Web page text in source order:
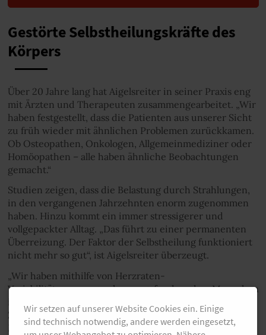
Gestörte Selbstheilungskräfte des
Körpers
Über 20 Jahre lang hat Aigelsreiter in seiner Praxis eng
mit Ärzten und Therapeuten zusammengearbeitet. „Wir
haben festgestellt, dass die Patienten aus unserer Sicht
zu früh wieder mit ähnlichen Problemen zurückkamen.
Ob Osteopathen, Onkologen, Allgemeinmediziner oder
Homöopathen – alle haben ähnliche Beobachtungen
gemacht.“
Studien zeigen, dass die Belastung durch Strahlungen,
in den vergangenen Jahrzehnten enorm zugenommen
haben. Hinzu kommt ein immer stressigerer und
vollgepackter Alltag. „Das führt zu einer permanenten
Überreizung. Der Faktor der Selbstheilung funktioniert
nicht mehr so gut“, ist Aigelsreiter überzeugt.
„Wir haben mithilfe von Herzraten-
Variabilitätsmessungen herausgefunden, dass Menschen
in eine Art Regulationsstarre geraten. Im überstressten
Zustand reagiert der Körper viel schlechter auf
Medikamente, auf Nahrungsergänzungsmittel oder
Wir setzen auf unserer Website Cookies ein. Einige
sind technisch notwendig, andere werden eingesetzt,